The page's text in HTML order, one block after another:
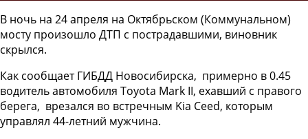
В ночь на 24 апреля на Октябрьском (Коммунальном)
мосту произошло ДТП с пострадавшими, виновник
скрылся.
Как сообщает ГИБДД Новосибирска, примерно в 0.45
водитель автомобиля Toyota Mark II, ехавший с правого
берега, врезался во встречным Kia Ceed, которым
управлял 44-летний мужчина.